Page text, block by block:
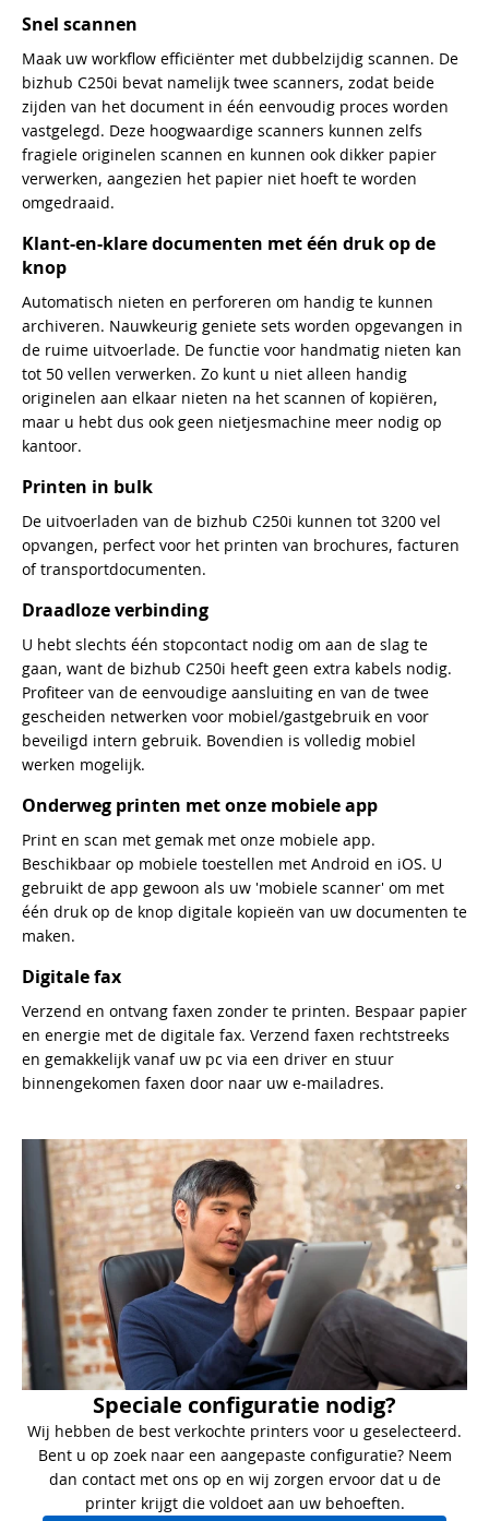
Snel scannen
Maak uw workflow efficiënter met dubbelzijdig scannen. De
bizhub C250i bevat namelijk twee scanners, zodat beide
zijden van het document in één eenvoudig proces worden
vastgelegd. Deze hoogwaardige scanners kunnen zelfs
fragiele originelen scannen en kunnen ook dikker papier
verwerken, aangezien het papier niet hoeft te worden
omgedraaid.
Klant-en-klare documenten met één druk op de
knop
Automatisch nieten en perforeren om handig te kunnen
archiveren. Nauwkeurig geniete sets worden opgevangen in
de ruime uitvoerlade. De functie voor handmatig nieten kan
tot 50 vellen verwerken. Zo kunt u niet alleen handig
originelen aan elkaar nieten na het scannen of kopiëren,
maar u hebt dus ook geen nietjesmachine meer nodig op
kantoor.
Printen in bulk
De uitvoerladen van de bizhub C250i kunnen tot 3200 vel
opvangen, perfect voor het printen van brochures, facturen
of transportdocumenten.
Draadloze verbinding
U hebt slechts één stopcontact nodig om aan de slag te
gaan, want de bizhub C250i heeft geen extra kabels nodig.
Profiteer van de eenvoudige aansluiting en van de twee
gescheiden netwerken voor mobiel/gastgebruik en voor
beveiligd intern gebruik. Bovendien is volledig mobiel
werken mogelijk.
Onderweg printen met onze mobiele app
Print en scan met gemak met onze mobiele app.
Beschikbaar op mobiele toestellen met Android en iOS. U
gebruikt de app gewoon als uw 'mobiele scanner' om met
één druk op de knop digitale kopieën van uw documenten te
maken.
Digitale fax
Verzend en ontvang faxen zonder te printen. Bespaar papier
en energie met de digitale fax. Verzend faxen rechtstreeks
en gemakkelijk vanaf uw pc via een driver en stuur
binnengekomen faxen door naar uw e-mailadres.
Speciale configuratie nodig?
Wij hebben de best verkochte printers voor u geselecteerd.
Bent u op zoek naar een aangepaste configuratie? Neem
dan contact met ons op en wij zorgen ervoor dat u de
printer krijgt die voldoet aan uw behoeften.